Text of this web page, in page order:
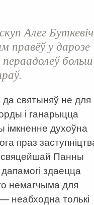
Алег
правёў у дарозе
пераадолеў больш
да святыняў не для
і ганарыцца
імкненне духоўна
праз
Панны
здаецца
немагчыма для
неабходна толькі